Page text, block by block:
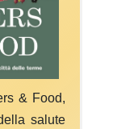
& Food,
salute